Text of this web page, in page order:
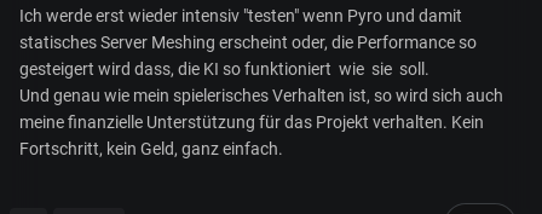
Ich werde erst wieder intensiv "testen" wenn Pyro und damit
statisches Server Meshing erscheint oder, die Performance so
gesteigert wird dass, die KI so funktioniert wie sie soll.
Und genau wie mein spielerisches Verhalten ist, so wird sich auch
meine finanzielle Unterstützung für das Projekt verhalten. Kein
Fortschritt, kein Geld, ganz einfach.